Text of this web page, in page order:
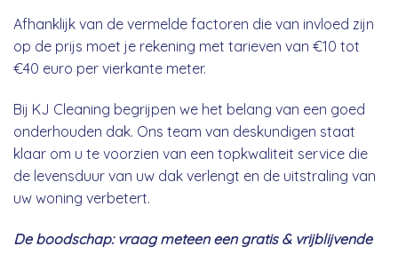
Afhanklijk van de vermelde factoren die van invloed zijn
op de prijs moet je rekening met tarieven van €10 tot
€40 euro per vierkante meter.
Bij KJ Cleaning begrijpen we het belang van een goed
onderhouden dak. Ons team van deskundigen staat
klaar om u te voorzien van een topkwaliteit service die
de levensduur van uw dak verlengt en de uitstraling van
uw woning verbetert.
De boodschap: vraag meteen een gratis & vrijblijvende